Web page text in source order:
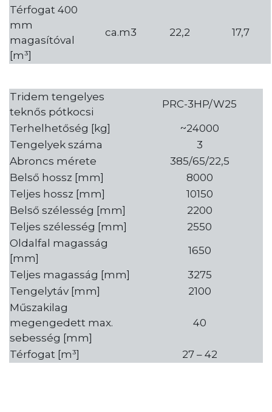
Térfogat 400
mm
magasítóval
[m³]
ca.m3 22,2 17,7
Tridem tengelyes
teknős pótkocsi
PRC-3HP/W25
Terhelhetőség [kg]
~24000
Tengelyek száma
3
Abroncs mérete
385/65/22,5
Belső hossz [mm]
8000
Teljes hossz [mm]
10150
Belső szélesség [mm]
2200
Teljes szélesség [mm]
2550
Oldalfal magasság
[mm]
1650
Teljes magasság [mm]
3275
Tengelytáv [mm]
2100
Műszakilag
megengedett max.
sebesség [mm]
40
Térfogat [m³] 27 – 42